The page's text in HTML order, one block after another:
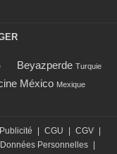
Beyazperde Turquie
México Mexique
Publicité CGU CGV
Données Personnelles